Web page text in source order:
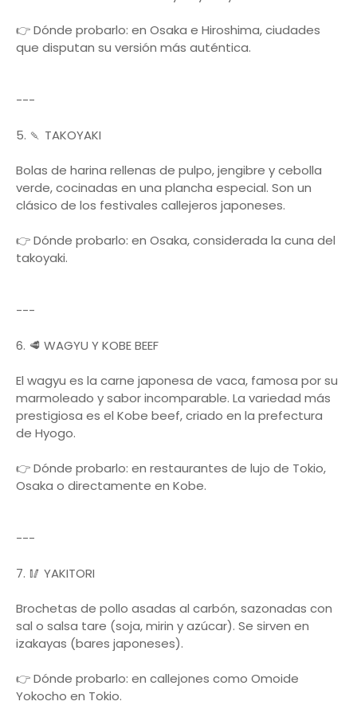
👉 Dónde probarlo: en Osaka e Hiroshima, ciudades
que disputan su versión más auténtica.
---
5. 🍡 TAKOYAKI
Bolas de harina rellenas de pulpo, jengibre y cebolla
verde, cocinadas en una plancha especial. Son un
clásico de los festivales callejeros japoneses.
👉 Dónde probarlo: en Osaka, considerada la cuna del
takoyaki.
---
6. 🥩 WAGYU Y KOBE BEEF
El wagyu es la carne japonesa de vaca, famosa por su
marmoleado y sabor incomparable. La variedad más
prestigiosa es el Kobe beef, criado en la prefectura
de Hyogo.
👉 Dónde probarlo: en restaurantes de lujo de Tokio,
Osaka o directamente en Kobe.
---
7. 🥢 YAKITORI
Brochetas de pollo asadas al carbón, sazonadas con
sal o salsa tare (soja, mirin y azúcar). Se sirven en
izakayas (bares japoneses).
👉 Dónde probarlo: en callejones como Omoide
Yokocho en Tokio.